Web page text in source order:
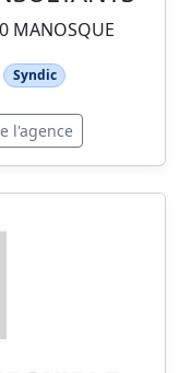
MANOSQUE
Syndic
l'agence